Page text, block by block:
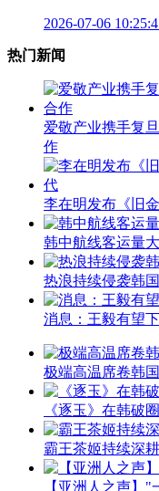
2026-07-06
热门新闻
爱敬产业携手复
作
李在明发布《旧
韩中航线客运量
热浪持续侵袭韩
消息：王毅有望
极端高温席卷韩
《逐玉》在韩破
霸王茶姬持续深
【亚洲人之声】"